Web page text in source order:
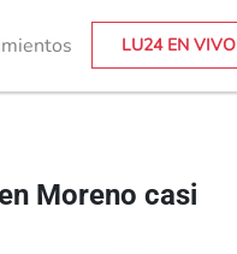
LU24 EN VIVO
Moreno casi